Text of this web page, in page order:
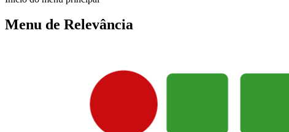
Menu de Relevância